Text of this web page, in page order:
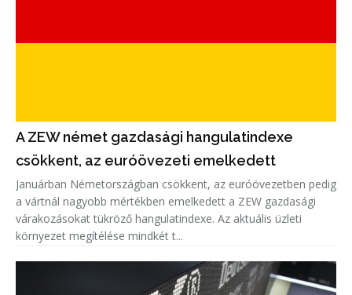
A ZEW német gazdasági hangulatindexe
csökkent, az euróövezeti emelkedett
Januárban Németországban csökkent, az euróövezetben pedig
a vártnál nagyobb mértékben emelkedett a ZEW gazdasági
várakozásokat tükröző hangulatindexe. Az aktuális üzleti
környezet megítélése mindkét t...